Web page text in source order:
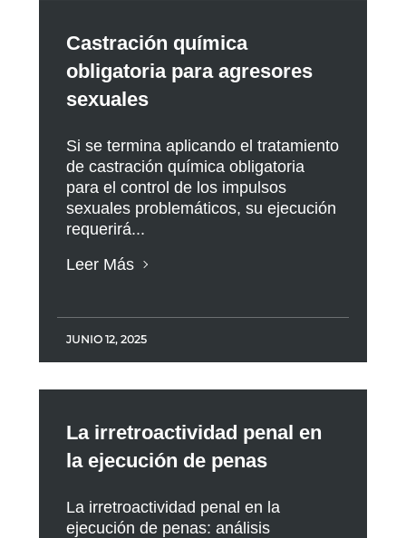
Castración química
obligatoria para agresores
sexuales
Si se termina aplicando el tratamiento
de castración química obligatoria
para el control de los impulsos
sexuales problemáticos, su ejecución
requerirá...
Leer Más
JUNIO 12, 2025
La irretroactividad penal en
la ejecución de penas
La irretroactividad penal en la
ejecución de penas: análisis